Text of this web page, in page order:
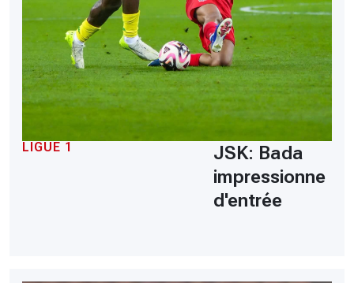
LIGUE 1
JSK: Bada
impressionne
d'entrée